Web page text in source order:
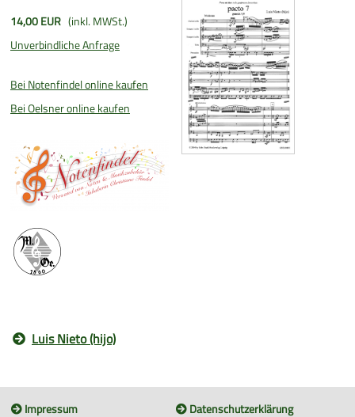
14,00 EUR (inkl. MWSt.)
Unverbindliche Anfrage
Bei Notenfindel online kaufen
Bei Oelsner online kaufen
Luis Nieto (hijo)
Impressum Datenschutzerklärung